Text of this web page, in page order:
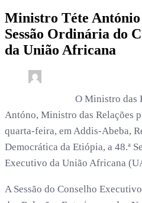
Ministro Téte António
Sessão Ordinária do
da União Africana
O Ministro das
Antóno, Ministro das Relações
quarta-feira, em Addis-Abeba,
Democrática da Etiópia, a 48.ª
Executivo da União Africana
A Sessão do Conselho